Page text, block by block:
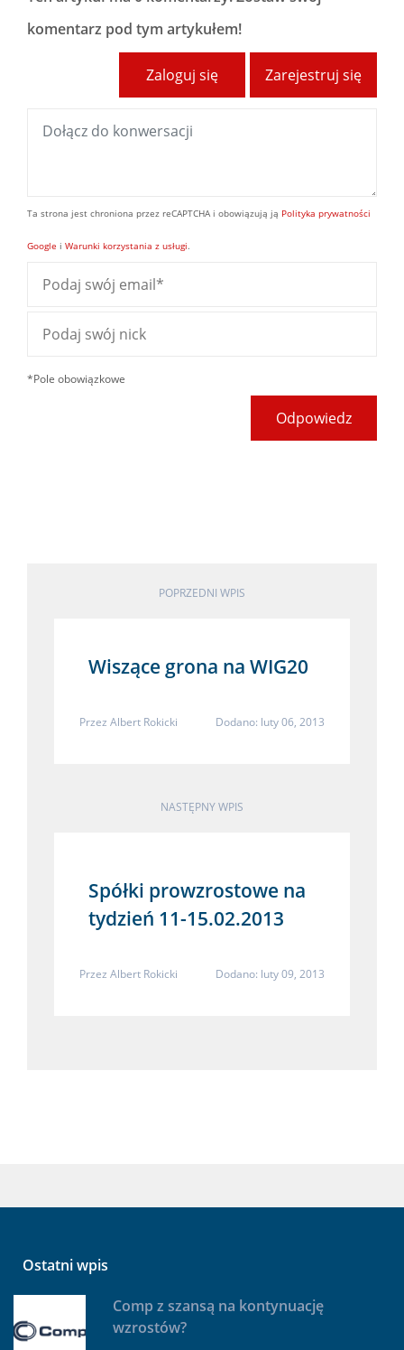
komentarz pod tym artykułem!
Zarejestruj się
Zaloguj się
Ta strona jest chroniona przez reCAPTCHA i obowiązują ją Polityka prywatności
Google i Warunki korzystania z usługi.
*Pole obowiązkowe
Odpowiedz
POPRZEDNI WPIS
Wiszące grona na WIG20
Przez Albert Rokicki Dodano: luty 06, 2013
NASTĘPNY WPIS
Spółki prowzrostowe na
tydzień 11-15.02.2013
Przez Albert Rokicki Dodano: luty 09, 2013
Ostatni wpis
Comp z szansą na kontynuację
wzrostów?